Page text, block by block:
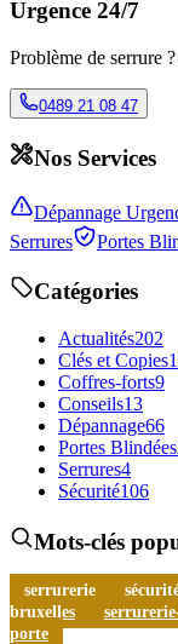
Urgence 24/7
Problème de serrure
0489 21 08 47
Nos Services
Dépannage
Serrures
Portes
Catégories
Actualités202
Clés et Copies
Coffres-forts9
Conseils13
Dépannage66
Portes Blindées
Serrures4
Sécurité106
Mots-clés
serrurerie
bruxelles
porte